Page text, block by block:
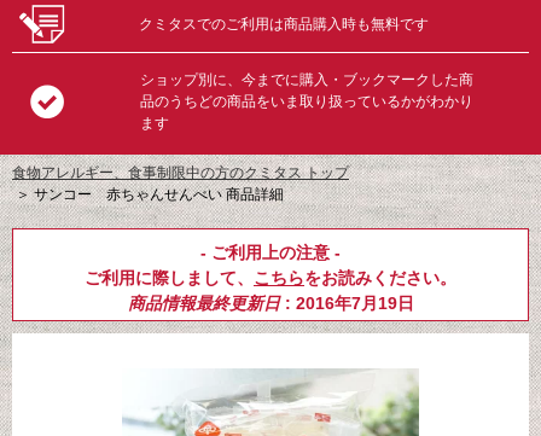
クミタスでのご利用は商品購入時も無料です
ショップ別に、今までに購入・ブックマークした商
品のうちどの商品をいま取り扱っているかがわかり
ます
食物アレルギー、食事制限中の方のクミタス トップ
＞サンコー 赤ちゃんせんべい 商品詳細
- ご利用上の注意 -
ご利用に際しまして、 こちらをお読みください。
商品情報最終更新日: 2016年7月19日